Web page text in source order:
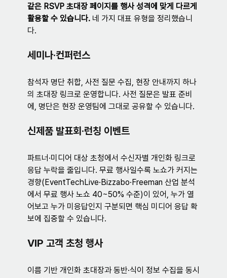
같은 RSVP 초대장 페이지를 행사 성격에 맞게 다르게
활용할 수 있습니다. 네 가지 대표 유형을 정리했습니
다.
세미나·컨퍼런스
참석자 명단 취합, 사전 질문 수집, 현장 안내까지 하나
의 초대장 링크로 운영합니다. 사전 질문은 발표 준비
에, 명단은 현장 운영팀에 그대로 공유할 수 있습니다.
신제품 발표회·런칭 이벤트
파트너·미디어 대상 초청에서 수신자별 개인화 링크로
응답 누락을 줄입니다. 무료 행사일수록 노쇼가 커지는
경향(EventTechLive·Bizzabo·Freeman 산업 분석
에서 무료 행사 노쇼 40~50% 수준)이 있어, 누가 열
어보고 누가 미응답인지 구분되면 핵심 미디어 응답 확
보에 집중할 수 있습니다.
VIP 고객 초청 행사
이름 기반 개인화 초대장과 동반·식이 정보 수집을 동시